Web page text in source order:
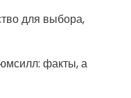
для выбора,
факты, а